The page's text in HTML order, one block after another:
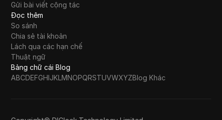
Gửi bài viết cộng tác
Đọc thêm
So sánh
Chia sẻ tài khoản
Lách qua các hạn chế
Thuật ngữ
Bảng chữ cái Blog
ABCDEFGHIJKLMNOPQRSTUVWXYZBlog Khác